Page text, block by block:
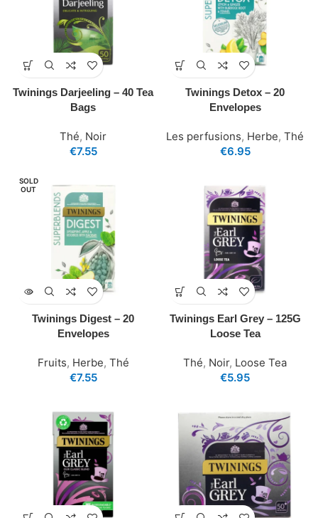
Twinings Darjeeling – 40 Tea
Bags
Thé, Noir
€7.55
Twinings Detox – 20
Envelopes
Les perfusions, Herbe, Thé
€6.95
SOLD
OUT
Twinings Digest – 20
Envelopes
Fruits, Herbe, Thé
€7.55
Twinings Earl Grey – 125G
Loose Tea
Thé, Noir, Loose Tea
€5.95